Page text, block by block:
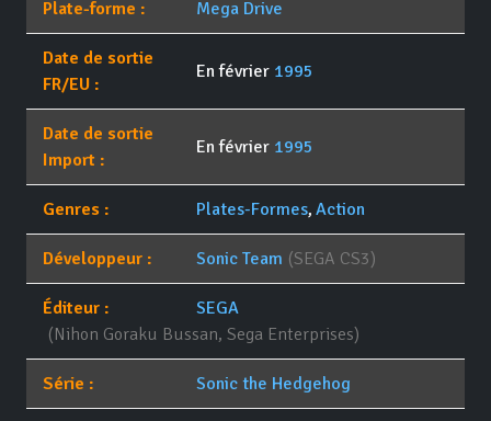
Plate-forme : Mega Drive
Date de sortie
FR/EU :
En février 1995
Date de sortie
Import :
En février 1995
Genres : Plates-Formes, Action
Développeur : Sonic Team (SEGA CS3)
Éditeur :
SEGA
(Nihon Goraku Bussan, Sega Enterprises)
Série : Sonic the Hedgehog